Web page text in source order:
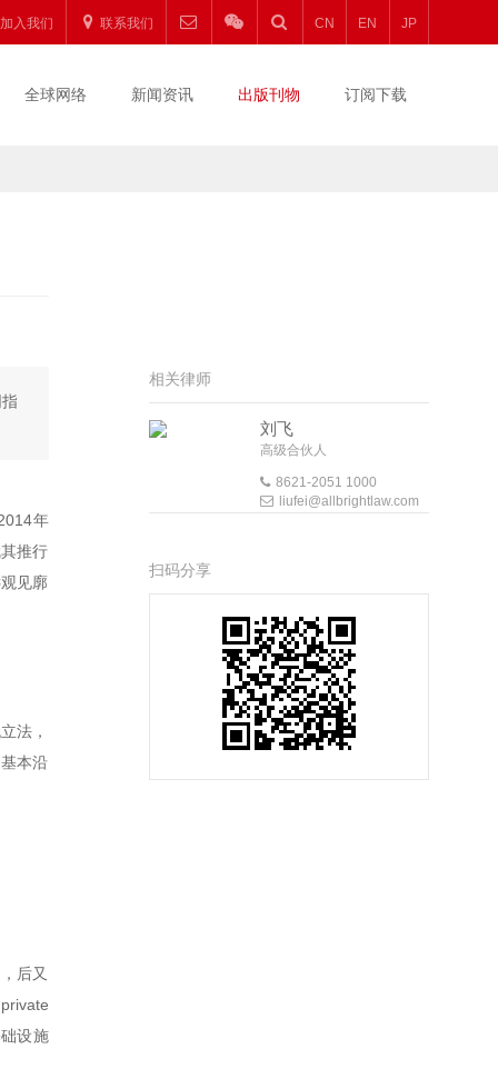
加入我们 联系我们 CN EN JP
全球网络 新闻资讯 出版刊物 订阅下载
年
推行
见廓
法，
本沿
后又
设施
相关律师
刘飞
高级合伙人
8621-2051 1000
liufei@allbrightlaw.com
扫码分享